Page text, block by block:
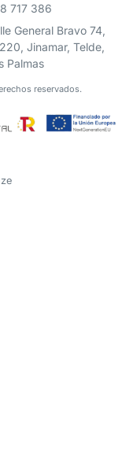
717 386
General Bravo 74,
Jinamar, Telde,
Palmas
reservados.